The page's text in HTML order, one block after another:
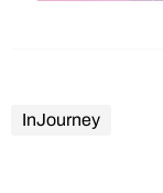
InJourney